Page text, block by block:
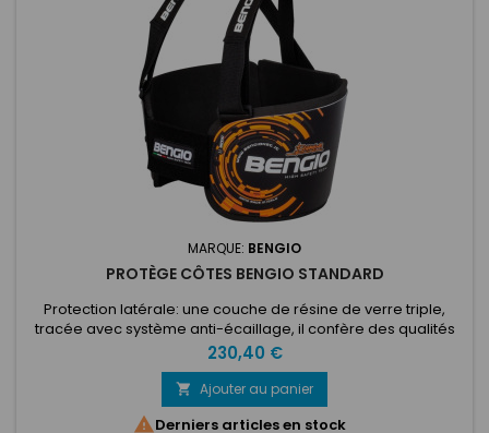
MARQUE: BENGIO
PROTÈGE CÔTES BENGIO STANDARD
Protection latérale: une couche de résine de verre triple,
tracée avec système anti-écaillage, il confère des qualités
de haute résilience et absorbe les contraintes de charge
élevée à la basse fréquence ; tandis que le rembourrage en
caoutchouc mousse épaisse à cellules fermées de 8 mm
d'épaisseur et 100 kg / mc, donne un confort en isolant le
conducteur...
Prix
230,40 €
 Ajouter au panier
Derniers articles en stock